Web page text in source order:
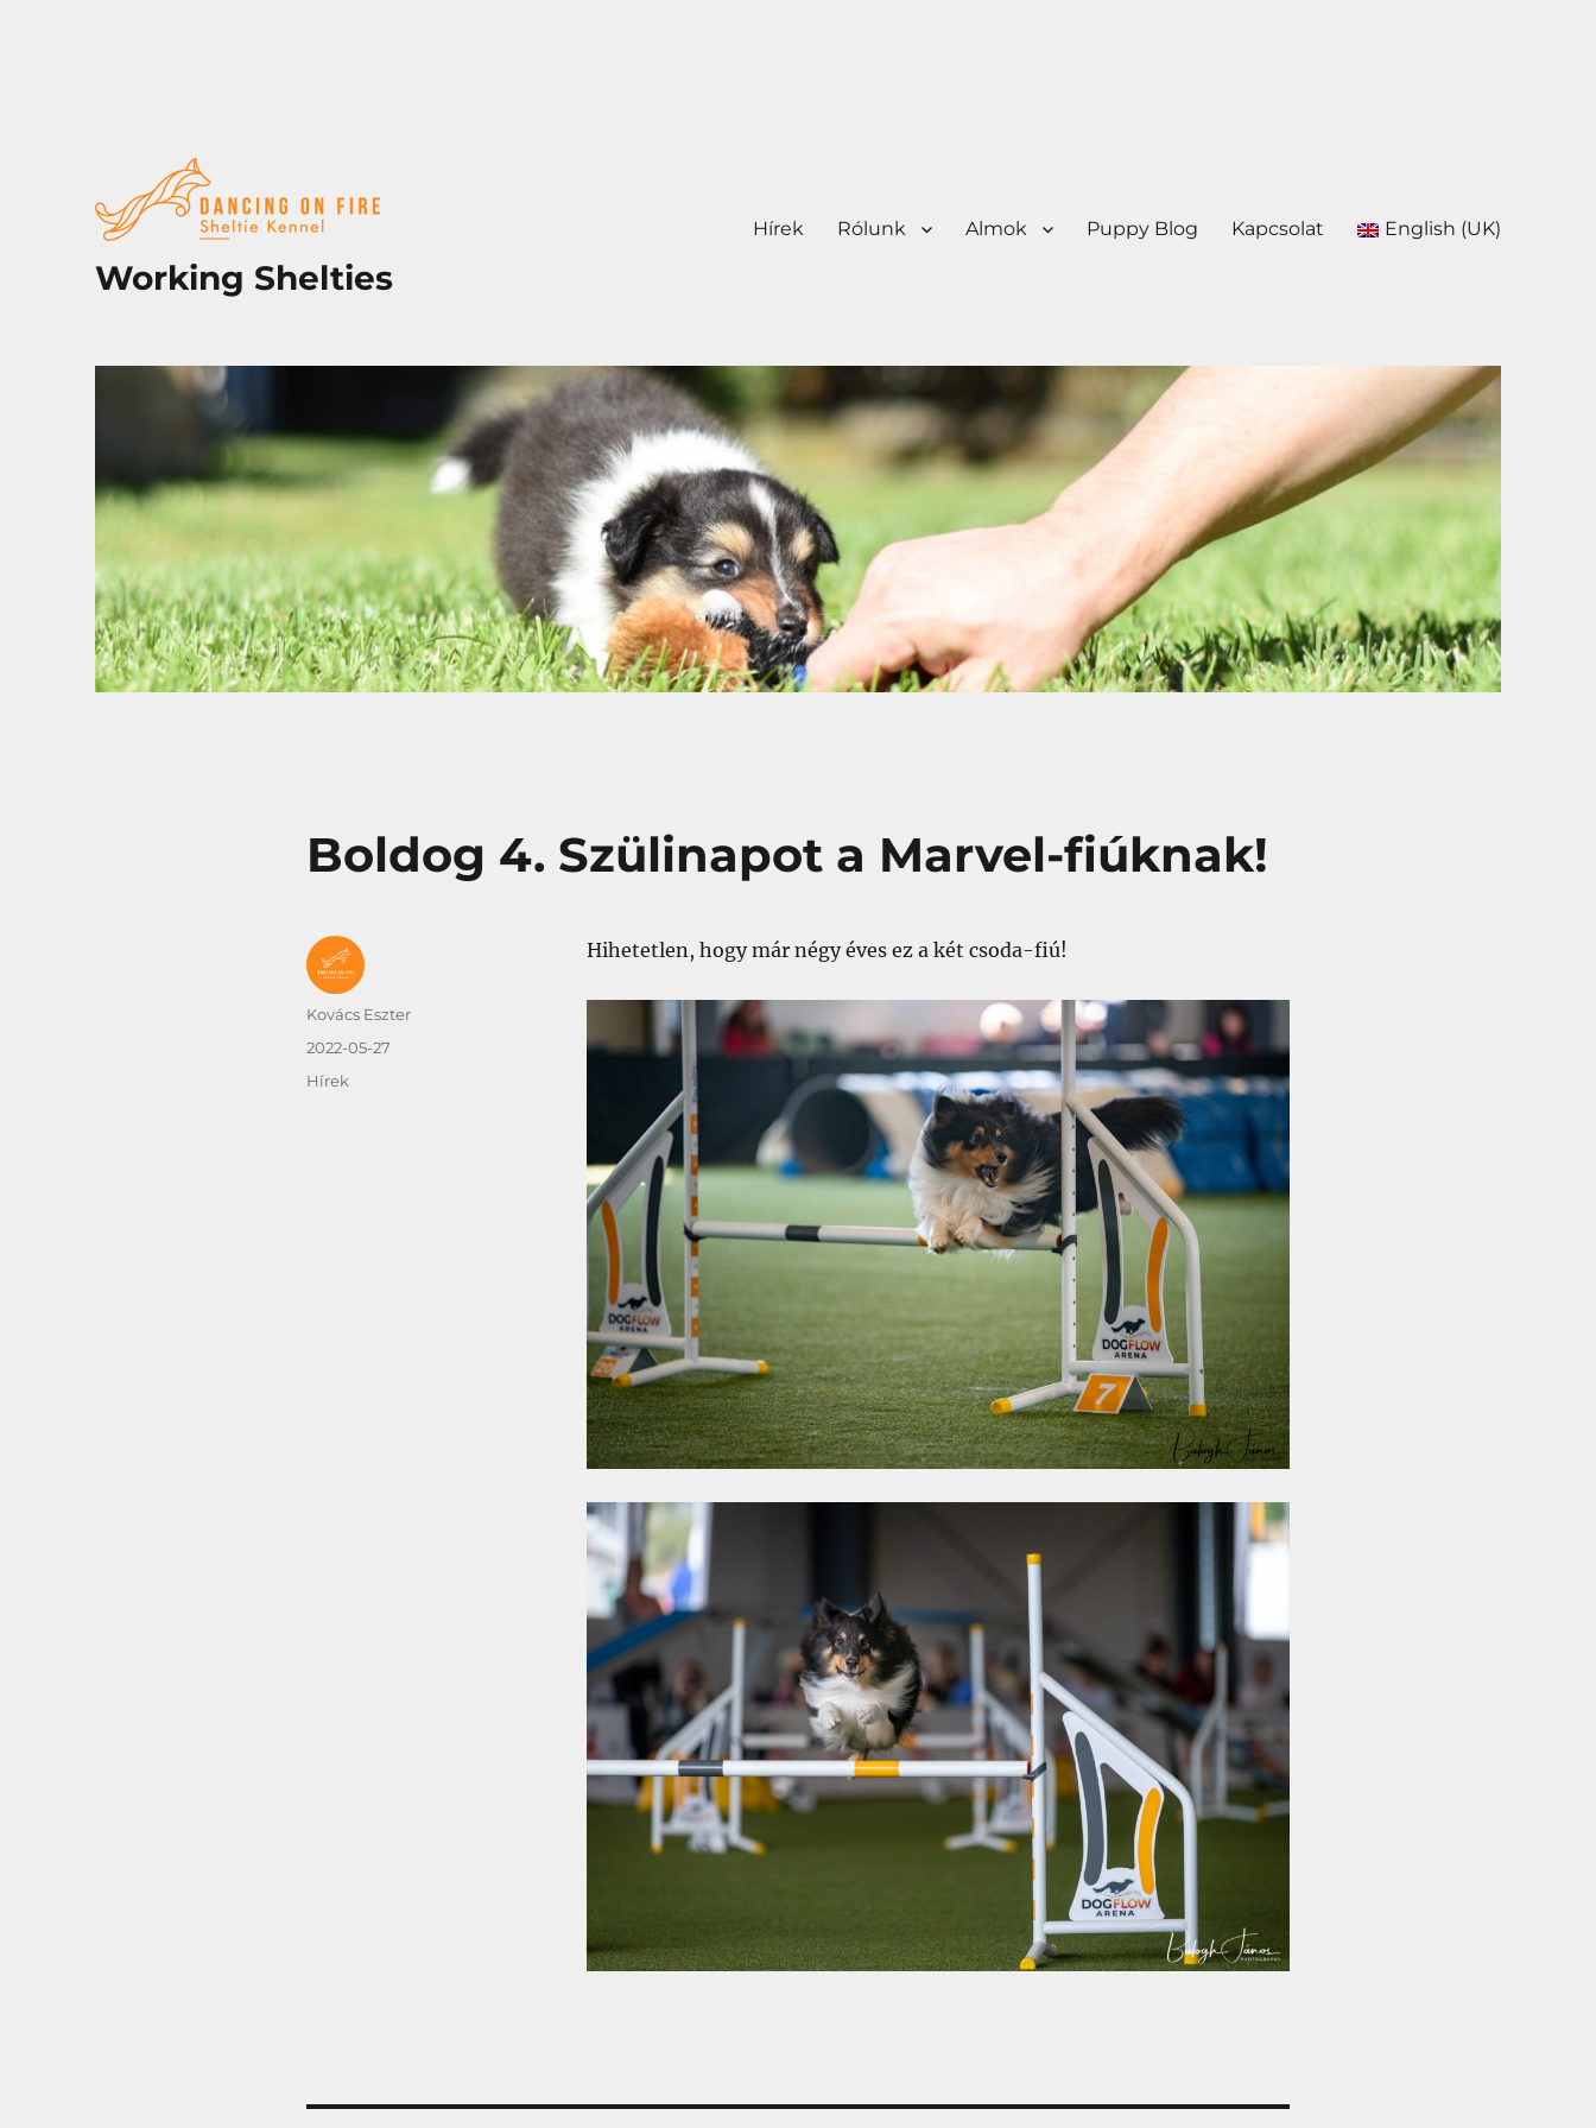
Working Shelties
Hírek Rólunk Almok Puppy Blog Kapcsolat English (UK)
Boldog 4. Szülinapot a Marvel-fiúknak!
Hihetetlen, hogy már négy éves ez a két csoda-fiú!
Szerző
Kovács Eszter
Közzétéve
2022-05-27
Kategória
Hírek